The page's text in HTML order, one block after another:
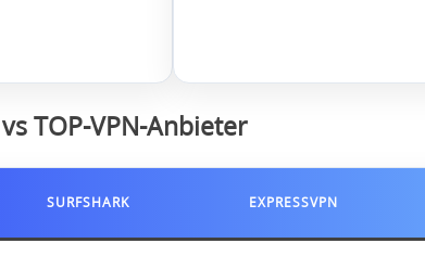
TOP-VPN-Anbieter
SURFSHARK EXPRESSVPN